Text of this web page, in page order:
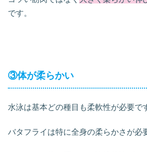
です。
③体が柔らかい
水泳は基本どの種目も柔軟性が必要で
バタフライは特に全身の柔らかさが必